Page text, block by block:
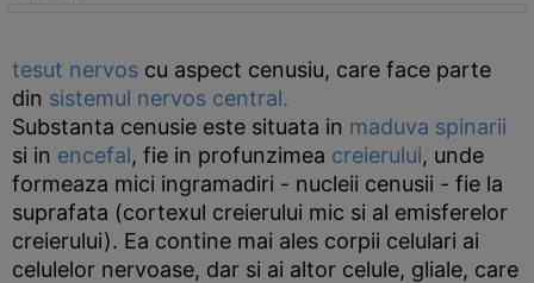
tesut nervos cu aspect cenusiu, care face parte
din sistemul nervos central.
Substanta cenusie este situata in maduva spinarii
si in encefal, fie in profunzimea creierului, unde
formeaza mici ingramadiri - nucleii cenusii - fie la
suprafata (cortexul creierului mic si al emisferelor
creierului). Ea contine mai ales corpii celulari ai
celulelor nervoase, dar si ai altor celule, gliale, care